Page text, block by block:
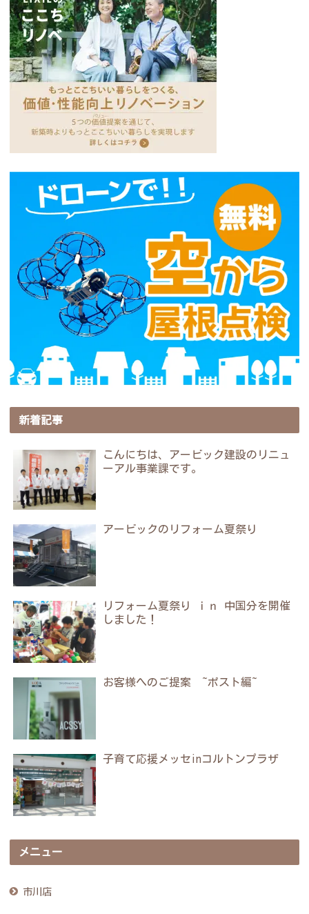
新着記事
こんにちは、アービック建設のリニュ
ーアル事業課です。
アービックのリフォーム夏祭り
リフォーム夏祭り ｉｎ 中国分を開催
しました！
お客様へのご提案 ~ポスト編~
子育て応援メッセinコルトンプラザ
メニュー
市川店